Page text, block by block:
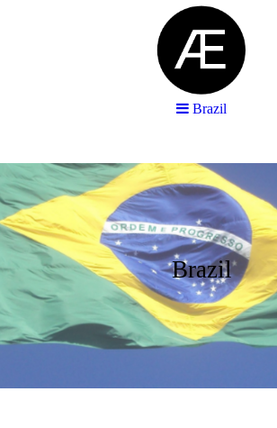
Brazil
Brazil